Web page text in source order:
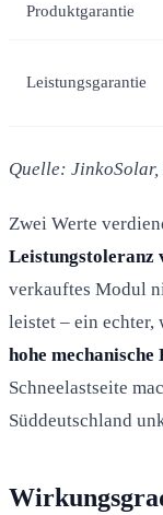
Produktgarantie
Leistungsgarantie
Quelle:
Zwei Werte
Leistungstoleranz
verkauftes Modul
leistet – ein echter,
hohe
Schneelastseite
Süddeutschland